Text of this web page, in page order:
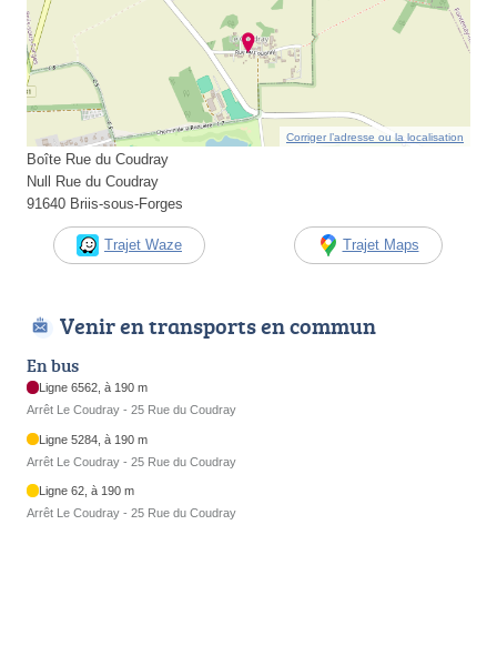
Corriger l’adresse ou la localisation
Boîte Rue du Coudray
Null Rue du Coudray
91640 Briis-sous-Forges
Trajet Waze Trajet Maps
Venir en transports en commun
En bus
Ligne 6562, à 190 m
Arrêt Le Coudray - 25 Rue du Coudray
Ligne 5284, à 190 m
Arrêt Le Coudray - 25 Rue du Coudray
Ligne 62, à 190 m
Arrêt Le Coudray - 25 Rue du Coudray